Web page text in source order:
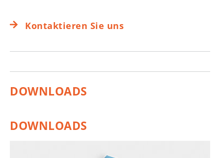
Kontaktieren Sie uns​​​​​
DOWNLOADS
DOWNLOADS